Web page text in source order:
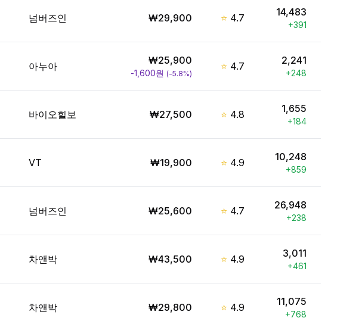
넘버즈인 ₩29,900 ⭐ 4.7 14,483
+391
아누아 ₩25,900
-1,600원 (-5.8%)
⭐ 4.7 2,241
+248
바이오힐보 ₩27,500 ⭐ 4.8 1,655
+184
VT ₩19,900 ⭐ 4.9 10,248
+859
넘버즈인 ₩25,600 ⭐ 4.7 26,948
+238
차앤박 ₩43,500 ⭐ 4.9 3,011
+461
차앤박 ₩29,800 ⭐ 4.9 11,075
+768